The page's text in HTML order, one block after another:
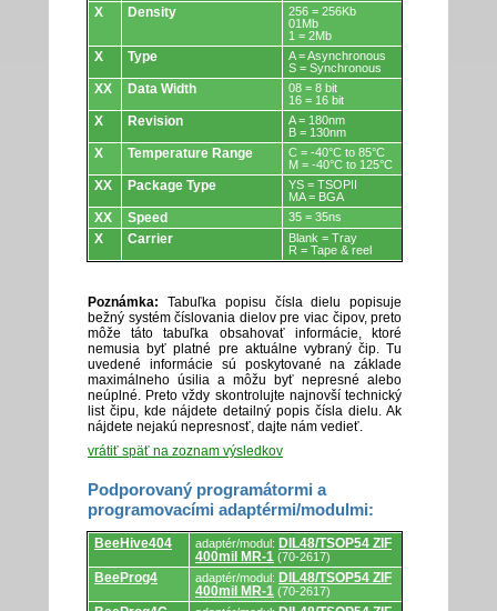
X
Density
256 = 256Kb
01Mb
1 = 2Mb
X Type
A = Asynchronous
S = Synchronous
XX Data Width
08 = 8 bit
16 = 16 bit
X Revision
A = 180nm
B = 130nm
X Temperature Range
C = -40°C to 85°C
M = -40°C to 125°C
XX Package Type
YS = TSOPII
MA = BGA
XX Speed 35 = 35ns
X Carrier
Blank = Tray
R = Tape & reel
Poznámka: Tabuľka popisu čísla dielu popisuje
bežný systém číslovania dielov pre viac čipov, preto
môže táto tabuľka obsahovať informácie, ktoré
nemusia byť platné pre aktuálne vybraný čip. Tu
uvedené informácie sú poskytované na základe
maximálneho úsilia a môžu byť nepresné alebo
neúplné. Preto vždy skontrolujte najnovší technický
list čipu, kde nájdete detailný popis čísla dielu. Ak
nájdete nejakú nepresnosť, dajte nám vedieť.
vrátiť späť na zoznam výsledkov
Podporovaný programátormi a
programovacími adaptérmi/modulmi:
Podporovaný
programátormi
a
programovacími
adaptérmi/modulmi.
BeeHive404 adaptér/modul: DIL48/TSOP54 ZIF
400mil MR-1 (70-2617)
BeeProg4 adaptér/modul: DIL48/TSOP54 ZIF
400mil MR-1 (70-2617)